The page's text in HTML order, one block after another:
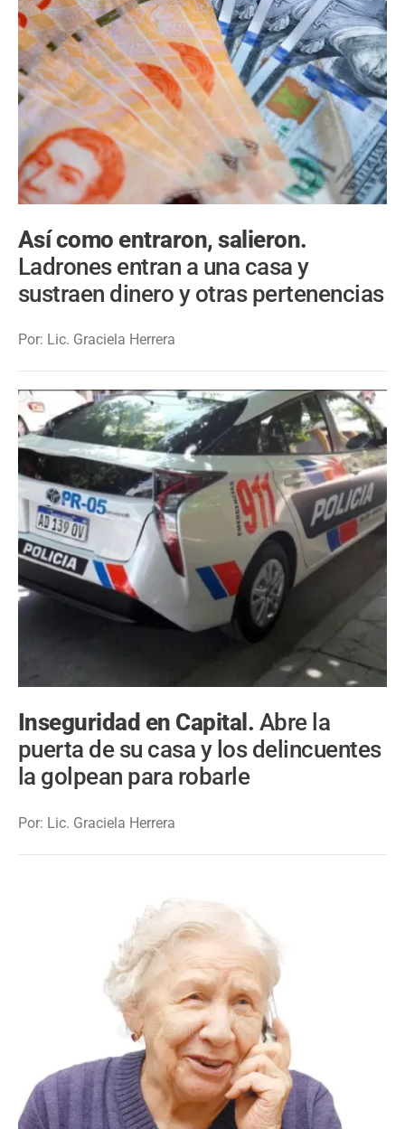
Así como entraron, salieron.
Ladrones entran a una casa y
sustraen dinero y otras pertenencias
Por: Lic. Graciela Herrera
Inseguridad en Capital. Abre la
puerta de su casa y los delincuentes
la golpean para robarle
Por: Lic. Graciela Herrera